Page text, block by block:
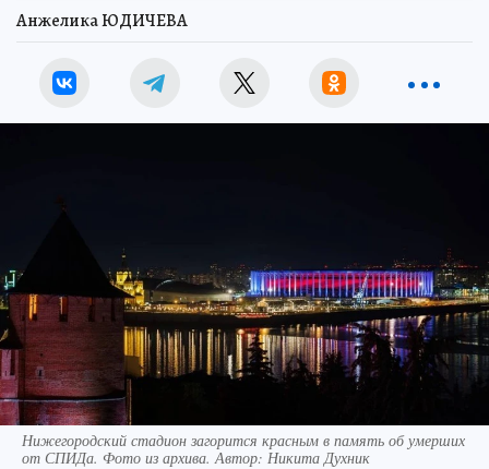
Анжелика ЮДИЧЕВА
Нижегородский стадион загорится красным в память об умерших
от СПИДа. Фото из архива. Автор: Никита Духник